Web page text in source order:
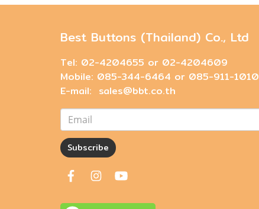
Best Buttons (Thailand) Co., Ltd
Tel: 02-4204655 or 02-4204609
Mobile: 085-344-6464 or 085-911-1010
E-mail: sales@bbt.co.th
Subscribe